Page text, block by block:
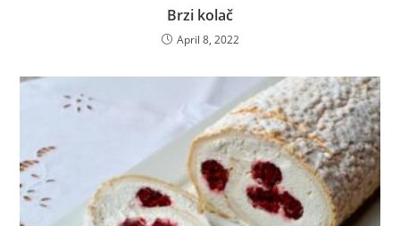
Brzi kolač
April 8, 2022